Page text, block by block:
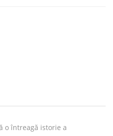
o întreagă istorie a